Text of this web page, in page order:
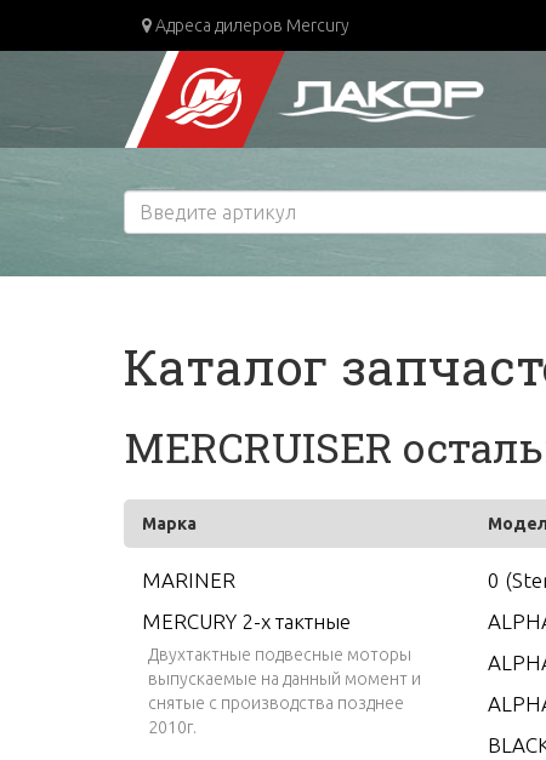
Адреса дилеров Mercury
Каталог
MERCRUISER
Марка
MARINER
MERCURY 2-х тактные
Двухтактные подвесные моторы
выпускаемые на данный момент и
снятые с производства позднее
2010г.
0